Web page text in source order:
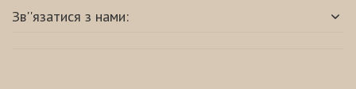
Зв''язатися з нами: